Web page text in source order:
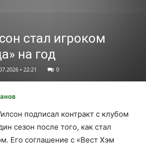
стал игроком
на год
• 22:21 0
подписал контракт с клубом
сезон после того, как стал
Его соглашение с «Вест Хэм